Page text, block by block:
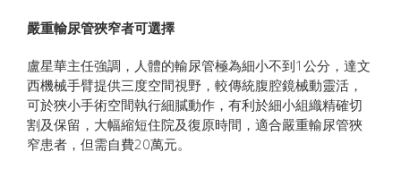
嚴重輸尿管狹窄者可選擇
盧星華主任強調，人體的輸尿管極為細小不到1公分，達文
西機械手臂提供三度空間視野，較傳統腹腔鏡械動靈活，
可於狹小手術空間執行細膩動作，有利於細小組織精確切
割及保留，大幅縮短住院及復原時間，適合嚴重輸尿管狹
窄患者，但需自費20萬元。